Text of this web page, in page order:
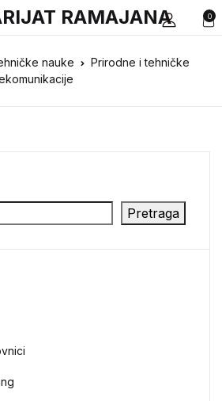
0
RAMAJANA
nauke
Prirodne i tehničke
Pretraga